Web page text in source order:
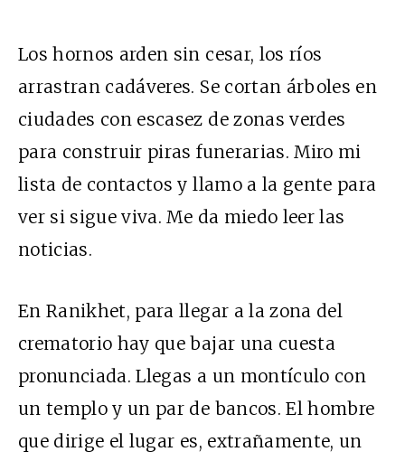
Los hornos arden sin cesar, los ríos
arrastran cadáveres. Se cortan árboles en
ciudades con escasez de zonas verdes
para construir piras funerarias. Miro mi
lista de contactos y llamo a la gente para
ver si sigue viva. Me da miedo leer las
noticias.
En Ranikhet, para llegar a la zona del
crematorio hay que bajar una cuesta
pronunciada. Llegas a un montículo con
un templo y un par de bancos. El hombre
que dirige el lugar es, extrañamente, un